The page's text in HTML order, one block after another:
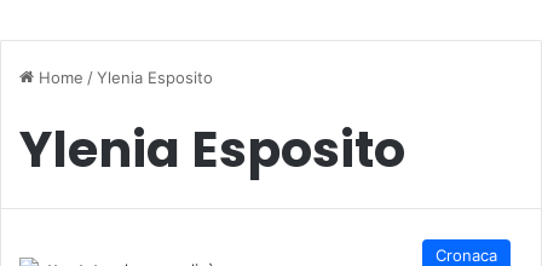
Home /Ylenia Esposito
Ylenia Esposito
Cronaca